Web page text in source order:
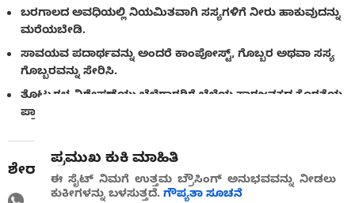
ಬರಗಾಲದ ಅವಧಿಯಲ್ಲಿ ನಿಯಮಿತವಾಗಿ ಸಸ್ಯಗಳಿಗೆ ನೀರು ಹಾಕುವುದನ್ನು
ಮರೆಯಬೇಡಿ.
ಸಾವಯವ ಪದಾರ್ಥವನ್ನು ಅಂದರೆ ಕಾಂಪೋಸ್ಟ್, ಗೊಬ್ಬರ ಅಥವಾ ಸಸ್ಯ
ಗೊಬ್ಬರವನ್ನು ಸೇರಿಸಿ.
ತೊಟ್ಟುಗಳ ವಿಶ್ಲೇಷಣೆಯು ಬೆಳೆಗಾರರಿಗೆ ಬೆಳೆಯ ಸಾರಜನಕದ ಕೊರತೆಯ
ಪ್ರಾರಂಭವನ್ನು ಕಂಡುಹಿಡಿಯಲು ಅನುವು ಮಾಡಿಕೊಡುತ್ತದೆ.
ಶೇರ್ ಮಾಡು
ಪ್ರಮುಖ ಕುಕಿ ಮಾಹಿತಿ
ಈ ಸೈಟ್ ನಿಮಗೆ ಉತ್ತಮ ಬ್ರೌಸಿಂಗ್ ಅನುಭವವನ್ನು ನೀಡಲು
ಕುಕೀಗಳನ್ನು ಬಳಸುತ್ತದೆ. ಗೌಪ್ಯತಾ ಸೂಚನೆ